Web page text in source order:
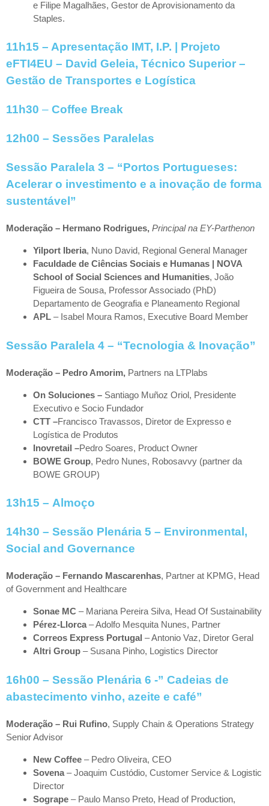
e Filipe Magalhães, Gestor de Aprovisionamento da
Staples.
11h15 – Apresentação IMT, I.P. | Projeto
eFTI4EU – David Geleia, Técnico Superior –
Gestão de Transportes e Logística
11h30 – Coffee Break
12h00 – Sessões Paralelas
Sessão Paralela 3 – “Portos Portugueses:
Acelerar o investimento e a inovação de forma
sustentável”
Moderação – Hermano Rodrigues, Principal na EY-Parthenon
Yilport Iberia, Nuno David, Regional General Manager
Faculdade de Ciências Sociais e Humanas | NOVA
School of Social Sciences and Humanities, João
Figueira de Sousa, Professor Associado (PhD)
Departamento de Geografia e Planeamento Regional
APL – Isabel Moura Ramos, Executive Board Member
Sessão Paralela 4 – “Tecnologia & Inovação”
Moderação – Pedro Amorim, Partners na LTPlabs
On Soluciones – Santiago Muñoz Oriol, Presidente
Executivo e Socio Fundador
CTT –Francisco Travassos, Diretor de Expresso e
Logística de Produtos
Inovretail –Pedro Soares, Product Owner
BOWE Group, Pedro Nunes, Robosavvy (partner da
BOWE GROUP)
13h15 – Almoço
14h30 – Sessão Plenária 5 – Environmental,
Social and Governance
Moderação – Fernando Mascarenhas, Partner at KPMG, Head
of Government and Healthcare
Sonae MC – Mariana Pereira Silva, Head Of Sustainability
Pérez-Llorca – Adolfo Mesquita Nunes, Partner
Correos Express Portugal – Antonio Vaz, Diretor Geral
Altri Group – Susana Pinho, Logistics Director
16h00 – Sessão Plenária 6 -” Cadeias de
abastecimento vinho, azeite e café”
Moderação – Rui Rufino, Supply Chain & Operations Strategy
Senior Advisor
New Coffee – Pedro Oliveira, CEO
Sovena – Joaquim Custódio, Customer Service & Logistic
Director
Sogrape – Paulo Manso Preto, Head of Production,